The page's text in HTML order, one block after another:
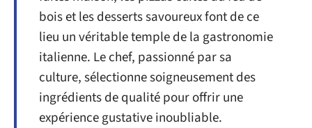
bois et les desserts savoureux font de ce
lieu un véritable temple de la gastronomie
italienne. Le chef, passionné par sa
culture, sélectionne soigneusement des
ingrédients de qualité pour offrir une
expérience gustative inoubliable.